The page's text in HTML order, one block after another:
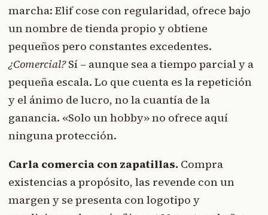
marcha: Elif cose con regularidad, ofrece bajo
un nombre de tienda propio y obtiene
pequeños pero constantes excedentes.
¿Comercial?Sí – aunque sea a tiempo parcial y a
pequeña escala. Lo que cuenta es la repetición
y el ánimo de lucro, no la cuantía de la
ganancia. «Solo un hobby» no ofrece aquí
ninguna protección.
Carla comercia con zapatillas. Compra
existencias a propósito, las revende con un
margen y se presenta con logotipo y